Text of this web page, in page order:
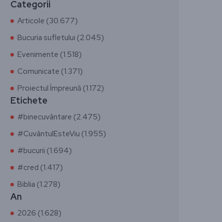
Categorii
Articole (30.677)
Bucuria sufletului (2.045)
Evenimente (1.518)
Comunicate (1.371)
Proiectul Împreună (1.172)
Etichete
#binecuvântare (2.475)
#CuvântulEsteViu (1.955)
#bucurii (1.694)
#cred (1.417)
Biblia (1.278)
An
2026 (1.628)